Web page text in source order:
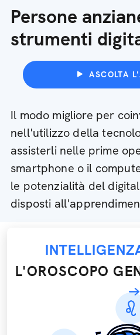
Persone
strumenti
ASCOLTA
Il modo migliore per
nell'utilizzo della
assisterli nelle prime
smartphone o il
le potenzialità del
disposti
L'OROSCOPO